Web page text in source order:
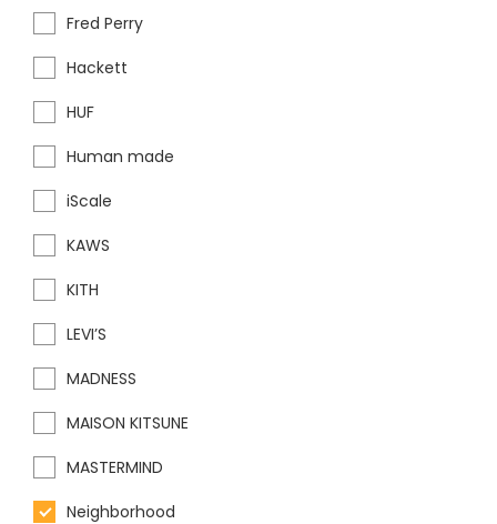
Fred Perry
Hackett
HUF
Human made
iScale
KAWS
KITH
LEVI’S
MADNESS
MAISON KITSUNE
MASTERMIND
Neighborhood